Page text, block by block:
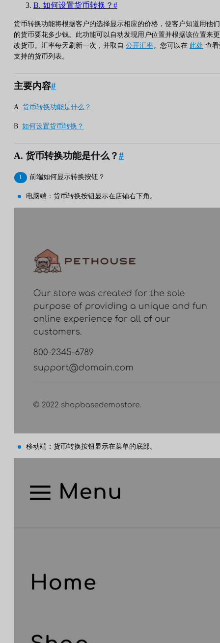
B. 如何设置货币转换？#
货币转换功能将根据客户的选择显示相应的价格，使客户知道用他们
的货币要花多少钱。此功能可以自动发现用户位置并根据该位置来更
改货币。汇率每天刷新一次，并取自 公开汇率。您可以在 此处 查
支持的货币列表。
主要内容#
A. 货币转换功能是什么？
B. 如何设置货币转换？
A. 货币转换功能是什么？#
前端如何显示转换按钮？
电脑端：货币转换按钮显示在店铺右下角。
移动端：货币转换按钮显示在菜单的底部。